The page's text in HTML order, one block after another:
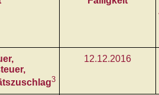
3
12.12.2016